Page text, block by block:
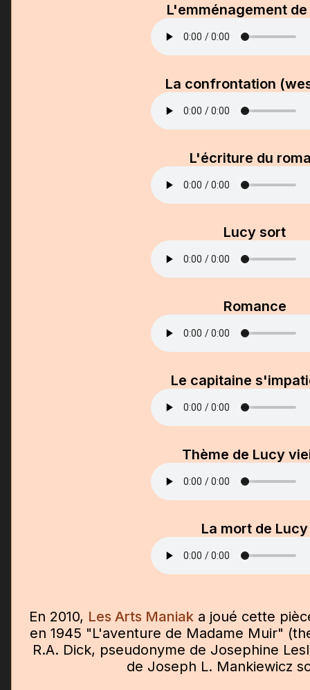
L'emménagement
La confrontation
L'écriture du
Lucy sort
Romance
Le capitaine
Thème de Lucy
La mort de Lucy
En 2010, Les Arts Maniak a joué cette
en 1945 "L'aventure de Madame Muir"
R.A. Dick, pseudonyme de Josephine
de Joseph L. Mankiewicz